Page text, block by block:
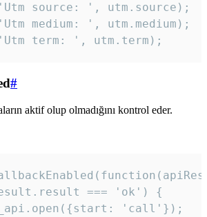
source: ', utm.source);
medium: ', utm.medium);
term: ', utm.term);
#
aktif olup olmadığını kontrol eder.
=== 'ok') {
'call'});